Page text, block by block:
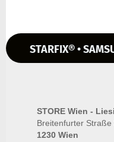
STARFIX® •
STORE Wien -
Breitenfurter Straße
1230 Wien